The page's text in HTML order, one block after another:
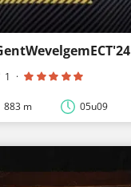
1 ·
883 m 05u09